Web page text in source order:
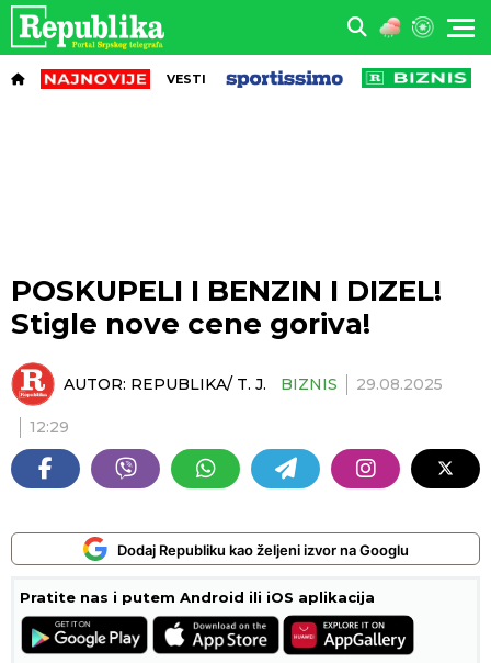
VESTI
POSKUPELI I BENZIN I DIZEL!
Stigle nove cene goriva!
AUTOR: REPUBLIKA/ T. J. BIZNIS 29.08.2025
12:29
Dodaj Republiku kao željeni izvor na Googlu
Pratite nas i putem Android ili iOS aplikacija